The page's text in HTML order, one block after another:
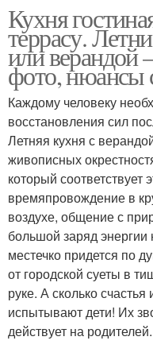
Выход на террасу
Кухня
террасу.
или верандой
фото, нюансы
Каждому человеку
восстановления сил
Летняя кухня с
живописных
который
времяпровождение в
воздухе, общение с
большой заряд
местечко придется по
от городской суеты в
руке. А сколько счастья
испытывают дети! Их
действует на родителей.